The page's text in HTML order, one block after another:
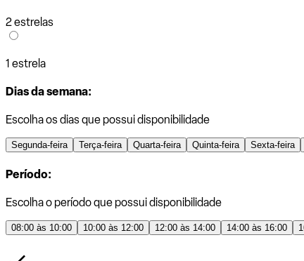
2 estrelas
1 estrela
Dias da semana:
Escolha os dias que possui disponibilidade
Segunda-feira Terça-feira Quarta-feira Quinta-feira Sexta-feira
Período:
Escolha o período que possui disponibilidade
08:00 às 10:00 10:00 às 12:00 12:00 às 14:00 14:00 às 16:00